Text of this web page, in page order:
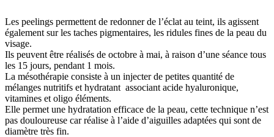
Les peelings permettent de redonner de l’éclat au teint, ils agissent
également sur les taches pigmentaires, les ridules fines de la peau du
visage.
Ils peuvent être réalisés de octobre à mai, à raison d’une séance tous
les 15 jours, pendant 1 mois.
La mésothérapie consiste à un injecter de petites quantité de
mélanges nutritifs et hydratant associant acide hyaluronique,
vitamines et oligo éléments.
Elle permet une hydratation efficace de la peau, cette technique n’est
pas douloureuse car réalise à l’aide d’aiguilles adaptées qui sont de
diamètre très fin.